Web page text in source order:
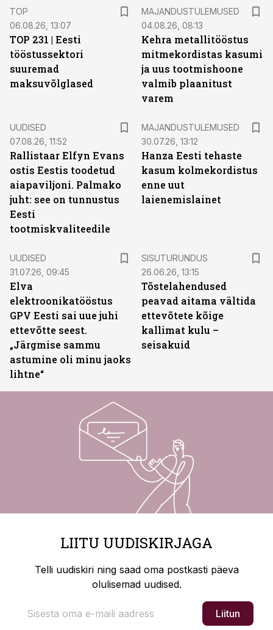
TOP
06.08.26, 13:07
TOP 231 | Eesti
tööstussektori
suuremad
maksuvõlglased
MAJANDUSTULEMUSED
04.08.26, 08:13
Kehra metallitööstus
mitmekordistas kasumi
ja uus tootmishoone
valmib plaanitust
varem
UUDISED
07.08.26, 11:52
Rallistaar Elfyn Evans
ostis Eestis toodetud
aiapaviljoni. Palmako
juht: see on tunnustus
Eesti
tootmiskvaliteedile
MAJANDUSTULEMUSED
30.07.26, 13:12
Hanza Eesti tehaste
kasum kolmekordistus
enne uut
laienemislainet
UUDISED
31.07.26, 09:45
Elva
elektroonikatööstus
GPV Eesti sai uue juhi
ettevõtte seest.
„Järgmise sammu
astumine oli minu jaoks
lihtne“
SISUTURUNDUS
26.06.26, 13:15
Tõstelahendused
peavad aitama vältida
ettevõtete kõige
kallimat kulu –
seisakuid
LIITU UUDISKIRJAGA
Telli uudiskiri ning saad oma postkasti päeva
olulisemad uudised.
Liitun